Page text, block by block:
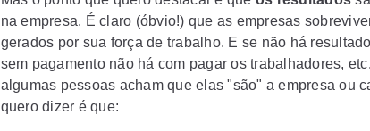
na empresa. É claro (óbvio!) que as empresas
gerados por sua força de trabalho. E se não há
sem pagamento não há com pagar os trabalhadores,
algumas pessoas acham que elas "são" a empresa ou
quero dizer é que: